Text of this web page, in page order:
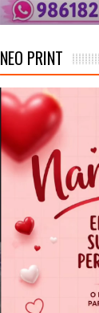
NEO PRINT